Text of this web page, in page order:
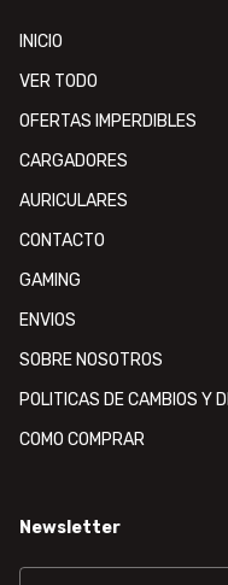
INICIO
VER TODO
OFERTAS IMPERDIBLES
CARGADORES
AURICULARES
CONTACTO
GAMING
ENVIOS
SOBRE NOSOTROS
POLITICAS DE CAMBIOS Y
COMO COMPRAR
Newsletter